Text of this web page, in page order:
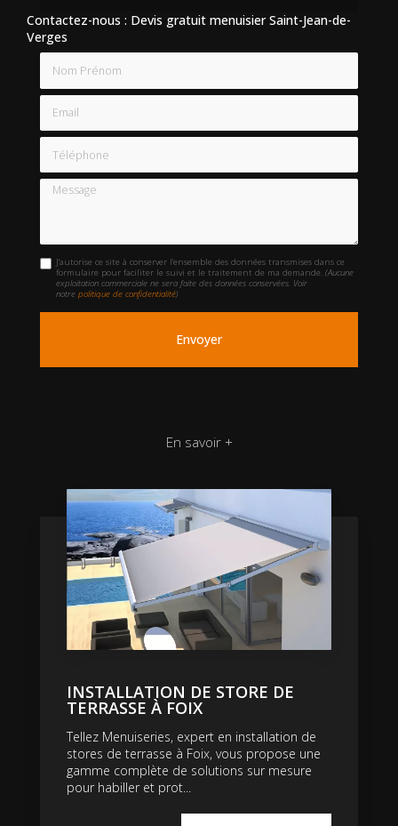
Contactez-nous : Devis gratuit menuisier Saint-Jean-de-
Verges
Email
Téléphone
Message
J'autorise ce site à conserver l'ensemble des données transmises dans ce
formulaire pour faciliter le suivi et le traitement de ma demande.(Aucune
exploitation commerciale ne sera faite des données conservées. Voir
notrepolitique de confidentialité)
En savoir +
INSTALLATION DE STORE DE
TERRASSE À FOIX
Tellez Menuiseries, expert en installation de
stores de terrasse à Foix, vous propose une
gamme complète de solutions sur mesure
pour habiller et prot...